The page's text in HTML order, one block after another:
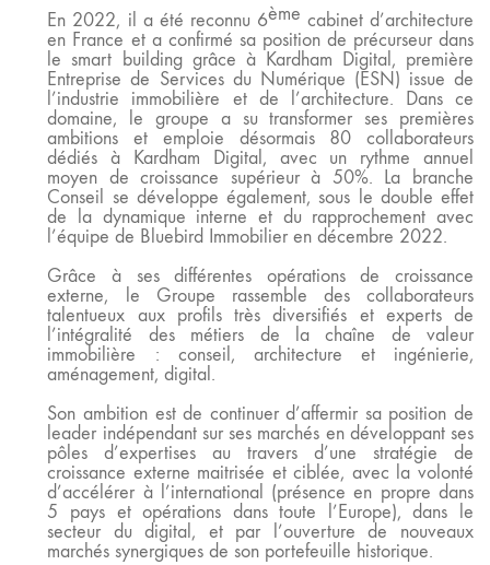
En 2022, il a été reconnu 6ème cabinet d’architecture
en France et a confirmé sa position de précurseur dans
le smart building grâce à Kardham Digital, première
Entreprise de Services du Numérique (ESN) issue de
l’industrie immobilière et de l’architecture. Dans ce
domaine, le groupe a su transformer ses premières
ambitions
et emploie désormais 80 collaborateurs
dédiés à Kardham Digital, avec un rythme annuel
moyen de croissance supérieur à 50%. La branche
Conseil se développe également, sous le double effet
de la dynamique interne et du rapprochement avec
l’équipe de Bluebird Immobilier en décembre 2022.
Grâce à ses différentes opérations de croissance
externe, le Groupe rassemble des collaborateurs
talentueux aux profils très diversifiés et experts de
l’intégralité des métiers de la chaîne de valeur
immobilière : conseil, architecture et ingénierie,
aménagement, digital.
Son ambition est de continuer d’affermir sa position de
leader indépendant sur ses marchés en développant ses
pôles d’expertises au travers d’une stratégie de
croissance externe maitrisée et ciblée, avec la volonté
d’accélérer à l’international (présence en propre dans
5 pays et opérations dans toute l’Europe), dans le
secteur du digital, et par l’ouverture de nouveaux
marchés synergiques de son portefeuille historique.